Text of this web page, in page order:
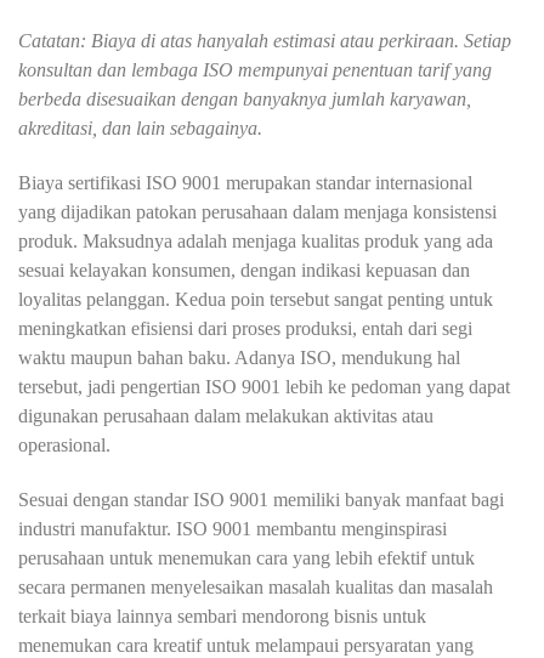
Catatan: Biaya di atas hanyalah estimasi atau perkiraan. Setiap
konsultan dan lembaga ISO mempunyai penentuan tarif yang
berbeda disesuaikan dengan banyaknya jumlah karyawan,
akreditasi, dan lain sebagainya.
Biaya sertifikasi ISO 9001 merupakan standar internasional
yang dijadikan patokan perusahaan dalam menjaga konsistensi
produk. Maksudnya adalah menjaga kualitas produk yang ada
sesuai kelayakan konsumen, dengan indikasi kepuasan dan
loyalitas pelanggan. Kedua poin tersebut sangat penting untuk
meningkatkan efisiensi dari proses produksi, entah dari segi
waktu maupun bahan baku. Adanya ISO, mendukung hal
tersebut, jadi pengertian ISO 9001 lebih ke pedoman yang dapat
digunakan perusahaan dalam melakukan aktivitas atau
operasional.
Sesuai dengan standarISO 9001 memiliki banyak manfaat bagi
industri manufaktur. ISO 9001 membantu menginspirasi
perusahaan untuk menemukan cara yang lebih efektif untuk
secara permanen menyelesaikan masalah kualitas dan masalah
terkait biaya lainnya sembari mendorong bisnis untuk
menemukan cara kreatif untuk melampaui persyaratan yang